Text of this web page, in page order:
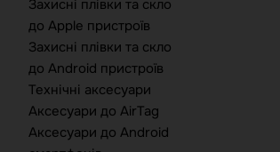
Захисні плівки та скло
до Apple пристроїв
Захисні плівки та скло
до Android пристроїв
Технічні аксесуари
Аксесуари до AirTag
Аксесуари до Android